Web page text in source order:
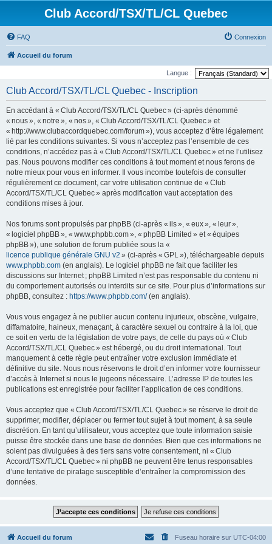
Club Accord/TSX/TL/CL Quebec
FAQ Connexion
Accueil du forum
Langue :
Club Accord/TSX/TL/CL Quebec - Inscription
En accédant à « Club Accord/TSX/TL/CL Quebec » (ci-après dénommé
« nous », « notre », « nos », « Club Accord/TSX/TL/CL Quebec » et
« http://www.clubaccordquebec.com/forum »), vous acceptez d’être légalement
lié par les conditions suivantes. Si vous n’acceptez pas l’ensemble de ces
conditions, n’accédez pas à « Club Accord/TSX/TL/CL Quebec » et ne l’utilisez
pas. Nous pouvons modifier ces conditions à tout moment et nous ferons de
notre mieux pour vous en informer. Il vous incombe toutefois de consulter
régulièrement ce document, car votre utilisation continue de « Club
Accord/TSX/TL/CL Quebec » après modification vaut acceptation des
conditions mises à jour.
Nos forums sont propulsés par phpBB (ci-après « ils », « eux », « leur »,
« logiciel phpBB », « www.phpbb.com », « phpBB Limited » et « équipes
phpBB »), une solution de forum publiée sous la «
licence publique générale GNU v2 » (ci-après « GPL »), téléchargeable depuis
www.phpbb.com (en anglais). Le logiciel phpBB ne fait que faciliter les
discussions sur Internet ; phpBB Limited n’est pas responsable du contenu ni
du comportement autorisés ou interdits sur ce site. Pour plus d’informations sur
phpBB, consultez : https://www.phpbb.com/(en anglais).
Vous vous engagez à ne publier aucun contenu injurieux, obscène, vulgaire,
diffamatoire, haineux, menaçant, à caractère sexuel ou contraire à la loi, que
ce soit en vertu de la législation de votre pays, de celle du pays où « Club
Accord/TSX/TL/CL Quebec » est hébergé, ou du droit international. Tout
manquement à cette règle peut entraîner votre exclusion immédiate et
définitive du site. Nous nous réservons le droit d’en informer votre fournisseur
d’accès à Internet si nous le jugeons nécessaire. L’adresse IP de toutes les
publications est enregistrée pour faciliter l’application de ces conditions.
Vous acceptez que « Club Accord/TSX/TL/CL Quebec » se réserve le droit de
supprimer, modifier, déplacer ou fermer tout sujet à tout moment, à sa seule
discrétion. En tant qu’utilisateur, vous acceptez que toute information saisie
puisse être stockée dans une base de données. Bien que ces informations ne
soient pas divulguées à des tiers sans votre consentement, ni « Club
Accord/TSX/TL/CL Quebec » ni phpBB ne peuvent être tenus responsables
d’une tentative de piratage susceptible d’entraîner la compromission des
données.
Accueil du forum Fuseau horaire sur UTC-04:00